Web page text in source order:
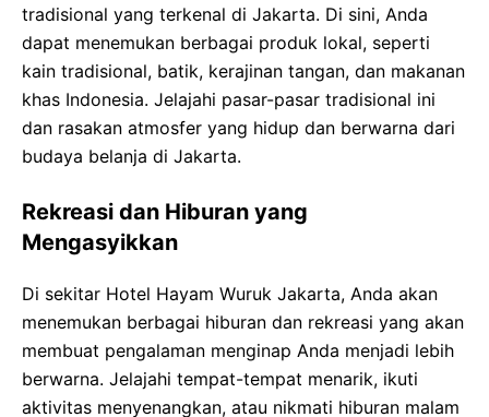
tradisional yang terkenal di Jakarta. Di sini, Anda
dapat menemukan berbagai produk lokal, seperti
kain tradisional, batik, kerajinan tangan, dan makanan
khas Indonesia. Jelajahi pasar-pasar tradisional ini
dan rasakan atmosfer yang hidup dan berwarna dari
budaya belanja di Jakarta.
Rekreasi dan Hiburan yang
Mengasyikkan
Di sekitar Hotel Hayam Wuruk Jakarta, Anda akan
menemukan berbagai hiburan dan rekreasi yang akan
membuat pengalaman menginap Anda menjadi lebih
berwarna. Jelajahi tempat-tempat menarik, ikuti
aktivitas menyenangkan, atau nikmati hiburan malam